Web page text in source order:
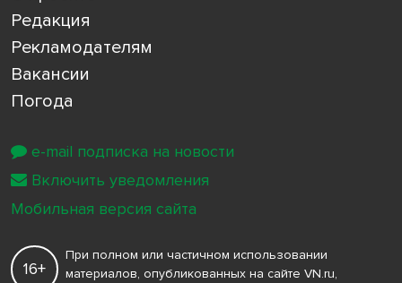
Редакция
Рекламодателям
Вакансии
Погода
16+
При полном или частичном использовании
материалов, опубликованных на сайте VN.ru,
e-mail подписка на новости
Включить уведомления
Мобильная версия сайта